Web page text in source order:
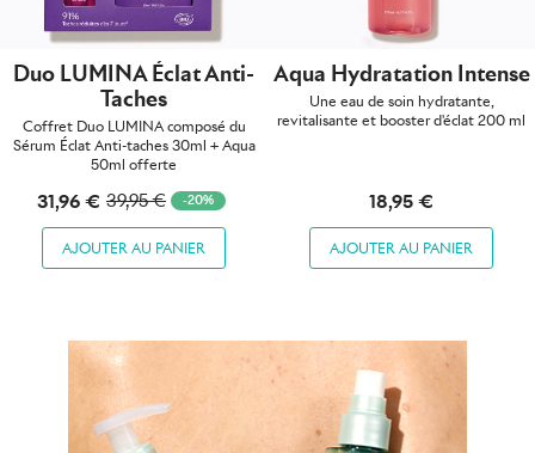
Duo LUMINA Éclat Anti-
Taches
Coffret Duo LUMINA composé du
Sérum Éclat Anti-taches 30ml + Aqua
50ml offerte
31,96 € 39,95 € -20%
AJOUTER AU PANIER
Aqua Hydratation Intense
Une eau de soin hydratante,
revitalisante et booster d'éclat 200 ml
18,95 €
AJOUTER AU PANIER